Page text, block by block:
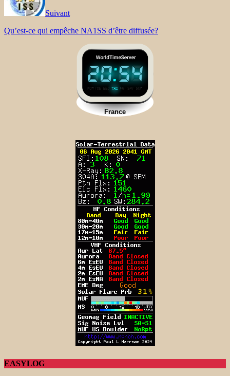
Suivant
Qu’est-ce qui empêche NA1SS d’être diffusée?
EASYLOG